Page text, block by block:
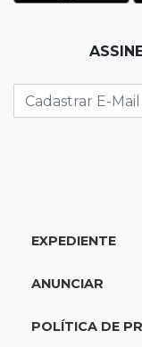
MS começa a
Ator cita loja
EXPEDIENTE
ANUNCIAR
POLÍTICA DE